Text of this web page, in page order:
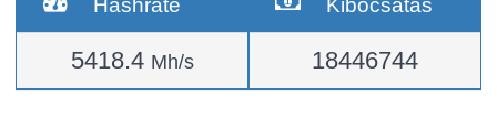
5418.4 Mh/s 18446744